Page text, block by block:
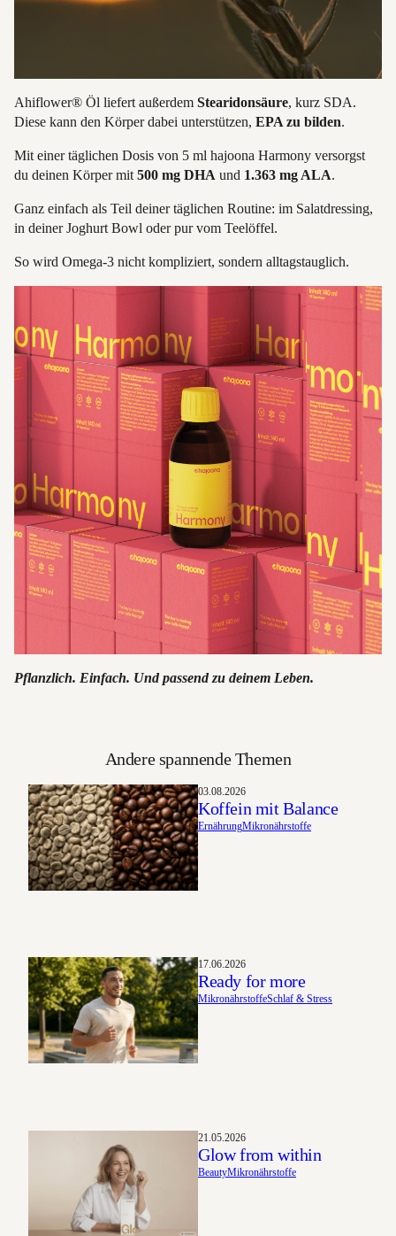
Ahiflower® Öl liefert außerdem Stearidonsäure, kurz SDA.
Diese kann den Körper dabei unterstützen, EPA zu bilden.
Mit einer täglichen Dosis von 5 ml hajoona Harmony versorgst
du deinen Körper mit 500 mg DHA und 1.363 mg ALA.
Ganz einfach als Teil deiner täglichen Routine: im Salatdressing,
in deiner Joghurt Bowl oder pur vom Teelöffel.
So wird Omega-3 nicht kompliziert, sondern alltagstauglich.
Pflanzlich. Einfach. Und passend zu deinem Leben.
Andere spannende Themen
03.08.2026
Koffein mit Balance
ErnährungMikronährstoffe
17.06.2026
Ready for more
MikronährstoffeSchlaf & Stress
21.05.2026
Glow from within
BeautyMikronährstoffe